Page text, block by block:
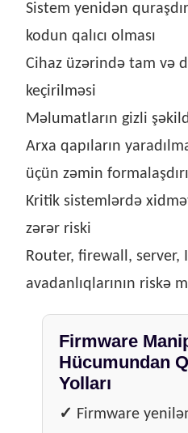
Sistem yenidən
kodun qalıcı olması
Cihaz üzərində tam və
keçirilməsi
Məlumatların gizli
Arxa qapıların
üçün zəmin
Kritik sistemlərdə
zərər riski
Router, firewall, server,
avadanlıqlarının riskə
Firmware
Hücumundan
Yolları
✓ Firmware